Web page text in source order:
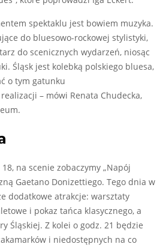
spektaklu jest bowiem muzyka.
do bluesowo-rockowej stylistyki,
do scenicznych wydarzeń, niosąc
Śląsk jest kolebką polskiego bluesa,
o tym gatunku
– mówi Renata Chudecka,
na scenie zobaczymy „Napój
Gaetano Donizettiego. Tego dnia w
dodatkowe atrakcje: warsztaty
i pokaz tańca klasycznego, a
Śląskiej. Z kolei o godz. 21 będzie
i niedostępnych na co